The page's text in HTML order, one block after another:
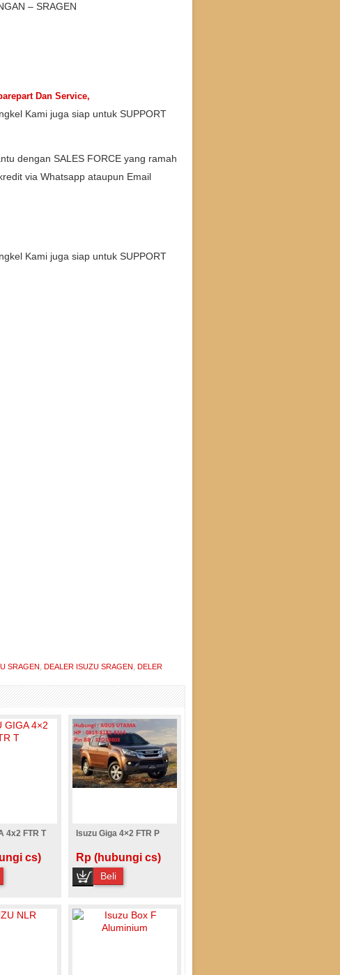
– SRAGEN
Dan Service,
Kami juga siap untuk SUPPORT
dengan SALES FORCE yang ramah
via Whatsapp ataupun Email
Kami juga siap untuk SUPPORT
SRAGEN DEALER ISUZU SRAGEN DELER
4x2 FTR T
cs)
Isuzu Giga 4×2 FTR P
Rp (hubungi cs)
Beli